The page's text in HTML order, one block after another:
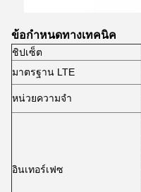
ข้อกำหนดทางเทคนิค
ชิปเซ็ต
มาตรฐาน LTE
หน่วยความจำ
อินเทอร์เฟซ